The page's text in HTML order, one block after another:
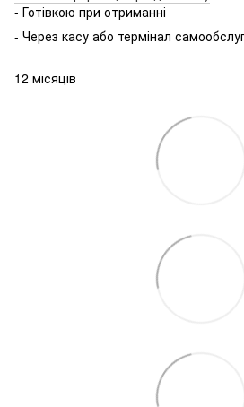
- Готівкою при отриманні
- Через касу або термінал
12 місяців